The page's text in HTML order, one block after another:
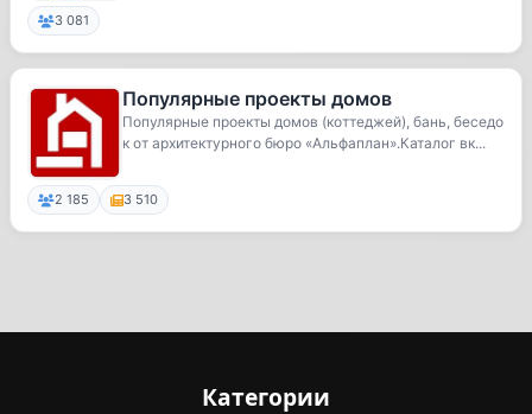
3 081
Популярные проекты домов
Популярные проекты домов (коттеджей), бань, беседо
к от архитектурного бюро «Альфаплан».Каталог вк...
2 185 3 510
Категории